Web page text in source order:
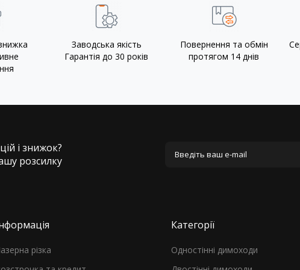
Заводська якість
Гарантія до 30 років
Повернення та обмін
протягом 14 днів
і знижок?
розсилку
різка
Категорії
Одностінні димоходи